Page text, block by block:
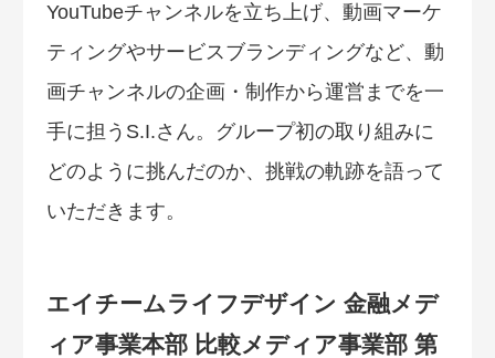
YouTubeチャンネルを立ち上げ、動画マーケ
ティングやサービスブランディングなど、動
画チャンネルの企画・制作から運営までを一
手に担うS.I.さん。グループ初の取り組みに
どのように挑んだのか、挑戦の軌跡を語って
いただきます。
エイチームライフデザイン 金融メデ
ィア事業本部 比較メディア事業部 第